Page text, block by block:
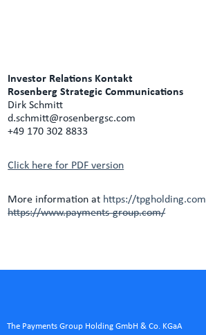
Investor Relations Kontakt
Rosenberg Strategic Communications
Dirk Schmitt
d.schmitt@rosenbergsc.com
+49 170 302 8833
Click here for PDF version
More information at https://tpgholding.com
https://www.payments-group.com/
The Payments Group Holding GmbH & Co. KGaA